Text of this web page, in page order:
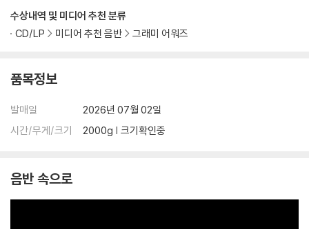
하시면 해결됩니다.
가 있으며, 이는 상품의 불량이 아닙니다. 단, 재생에 이상이 있는 경우에는
아래에 해당하는 경우는 불량이 아니므로 개봉 후 반품/교환이 불가합니
다.
있습니다.
수상내역 및 미디어 추천 분류
CD/LP
미디어 추천 음반 그래미 어워즈
품목정보
발매일
2026년 07월 02일
시간/무게/크기
2000g | 크기확인중
음반 속으로